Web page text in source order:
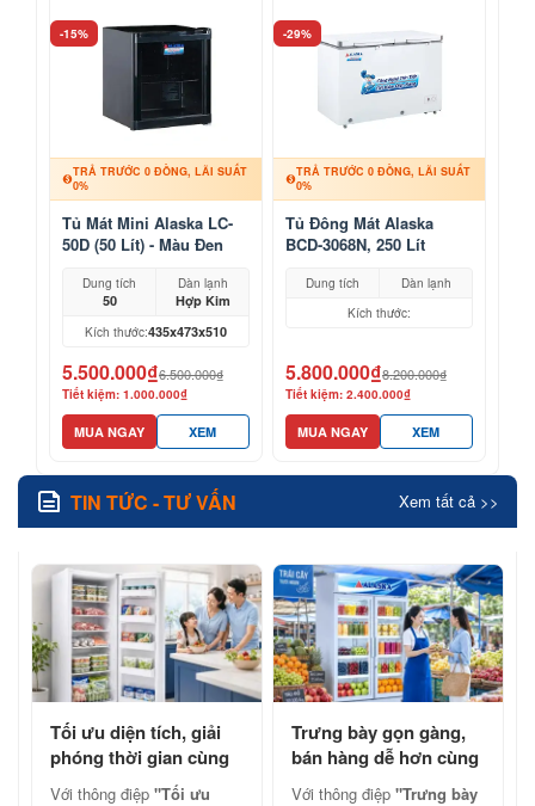
-15%
TRẢ TRƯỚC 0 ĐỒNG, LÃI SUẤT
0%
Tủ Mát Mini Alaska LC-
50D (50 Lít) - Màu Đen
Dung tích
50
Dàn lạnh
Hợp Kim
Kích thước:435x473x510
5.500.000₫6.500.000₫
Tiết kiệm: 1.000.000₫
MUA NGAY XEM
-29%
TRẢ TRƯỚC 0 ĐỒNG, LÃI SUẤT
0%
Tủ Đông Mát Alaska
BCD-3068N, 250 Lít
Dung tích
Dàn lạnh
Kích thước:
5.800.000₫8.200.000₫
Tiết kiệm: 2.400.000₫
MUA NGAY XEM
TIN TỨC - TƯ VẤN Xem tất cả >>
Tối ưu diện tích, giải
phóng thời gian cùng
tủ đông đứng Alaska
Với thông điệp "Tối ưu
Trưng bày gọn gàng,
bán hàng dễ hơn cùng
tủ mát Alaska chính
Với thông điệp "Trưng bày